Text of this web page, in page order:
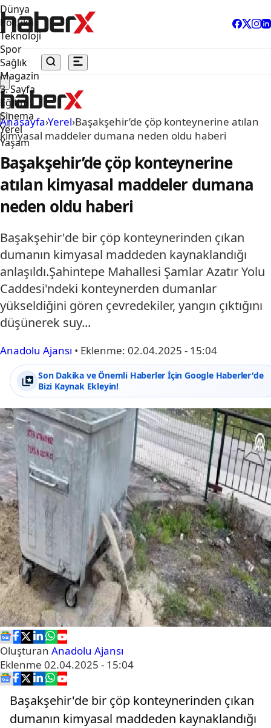
Dünya
Politika
Teknoloji
Spor
Sağlık
Magazin
3. Sayfa
Eğitim
Sinema
Yerel
Yaşam
Anasayfa›Yerel›Başakşehir’de çöp konteynerine atılan
kimyasal maddeler dumana neden oldu haberi
Başakşehir’de çöp konteynerine
atılan kimyasal maddeler dumana
neden oldu haberi
Başakşehir'de bir çöp konteynerinden çıkan
dumanın kimyasal maddeden kaynaklandığı
anlaşıldı.Şahintepe Mahallesi Şamlar Azatır Yolu
Caddesi'ndeki konteynerden dumanlar
yükseldiğini gören çevredekiler, yangın çıktığını
düşünerek suy...
Anadolu Ajansı • Eklenme: 02.04.2025 - 15:04
Son Dakika ve Önemli Haberler İçin Google Haberler'de
Bizi Kaynak Ekleyin!
Oluşturan Anadolu Ajansı
Eklenme 02.04.2025 - 15:04
Başakşehir'de bir çöp konteynerinden çıkan
dumanın kimyasal maddeden kaynaklandığı